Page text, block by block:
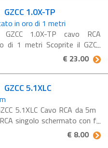
GZCC 1.0X-TP
in oro di 1 metri
1.0X-TP cavo RCA
di 1 metri Scoprite il GZCC
Zero - un cavo cinch di
sistema audio dovrebbe
una lunghezza ...
€ 23.00
GZCC 5.1XLC
5.1XLC Cavo RCA da 5m
singolo schermato con fili
RCA stereo Schermato
su un lato Lunghezza 5
€ 8.00